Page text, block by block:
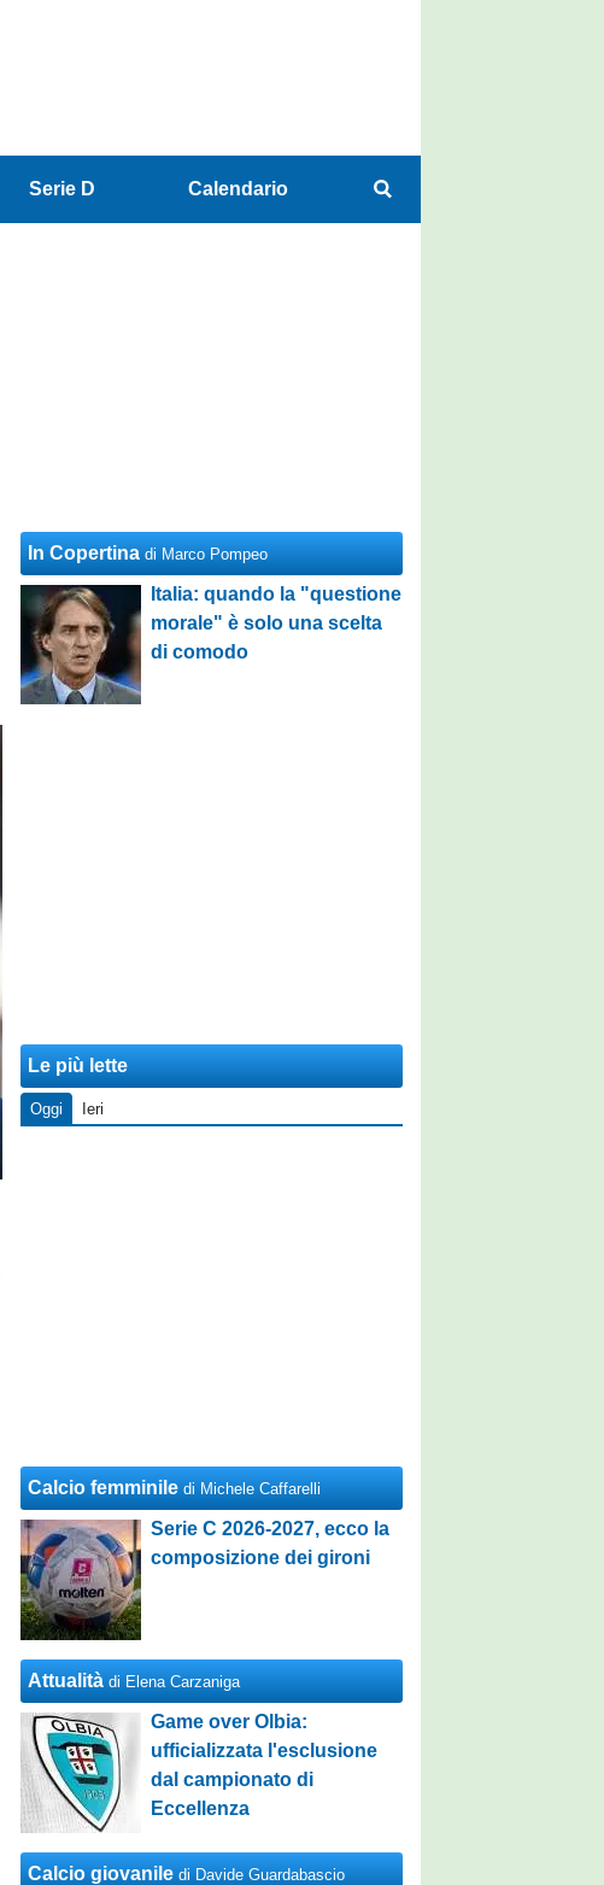
Serie D Calendario
In Copertina di Marco Pompeo
Italia: quando la "questione
morale" è solo una scelta
di comodo
Le più lette
Oggi Ieri
Calcio femminile di Michele Caffarelli
Serie C 2026-2027, ecco la
composizione dei gironi
Attualità di Elena Carzaniga
Game over Olbia:
ufficializzata l'esclusione
dal campionato di
Eccellenza
Calcio giovanile di Davide Guardabascio